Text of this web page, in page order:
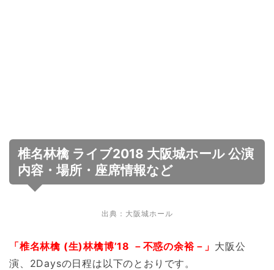
椎名林檎 ライブ2018 大阪城ホール 公演
内容・場所・座席情報など
出典：大阪城ホール
「椎名林檎 (生)林檎博’18 －不惑の余裕－」 大阪公
演、2Daysの日程は以下のとおりです。